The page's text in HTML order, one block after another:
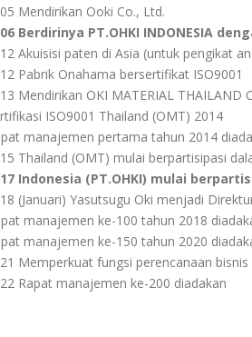
Mendirikan Ooki Co., Ltd.
Berdirinya PT.OHKI INDONESIA
Akuisisi paten di Asia (untuk pengikat
Pabrik Onahama bersertifikat ISO9001
Mendirikan OKI MATERIAL
ISO9001 Thailand (OMT) 2014
manajemen pertama tahun 2014
Thailand (OMT) mulai berpartisipasi
Indonesia (PT.OHKI) mulai
(Januari) Yasutsugu Oki menjadi
manajemen ke-100 tahun 2018
manajemen ke-150 tahun 2020
Memperkuat fungsi perencanaan
Rapat manajemen ke-200 diadakan